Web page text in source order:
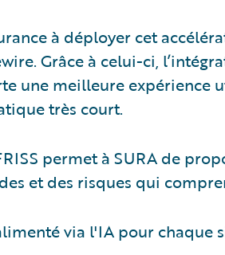
à déployer cet
Grâce à celui-ci,
une meilleure expérience
très court.
permet à SURA de
et des risques qui
via l'IA pour chaque